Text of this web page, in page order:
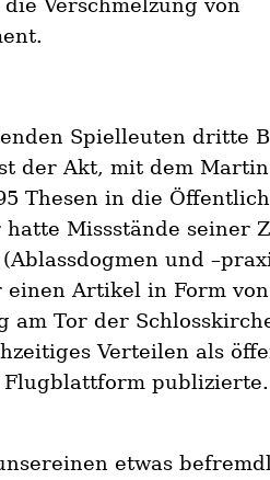
Verschmelzung von
Spielleuten dritte
der Akt, mit dem
Thesen in die
Missstände seiner
und
Artikel in Form
am Tor der
Verteilen als
publizierte.
etwas